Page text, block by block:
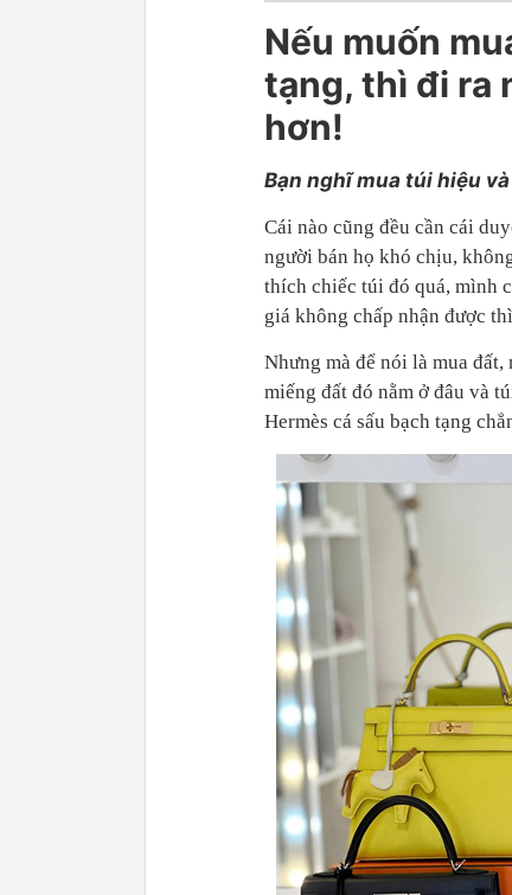
Nếu muốn
tạng, thì đi ra
hơn!
Bạn nghĩ mua túi hiệu
Cái nào cũng đều cần cái
người bán họ khó chịu,
thích chiếc túi đó quá, mình
giá không chấp nhận được
Nhưng mà để nói là mua
miếng đất đó nằm ở đâu và
Hermès cá sấu bạch tạng